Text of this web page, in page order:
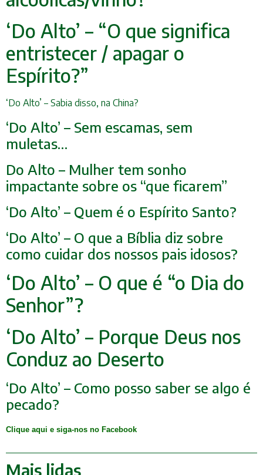
‘Do Alto’ – “O que significa
entristecer / apagar o
Espírito?”
‘Do Alto’ – Sabia disso, na China?
‘Do Alto’ – Sem escamas, sem
muletas…
Do Alto – Mulher tem sonho
impactante sobre os “que ficarem”
‘Do Alto’ – Quem é o Espírito Santo?
‘Do Alto’ – O que a Bíblia diz sobre
como cuidar dos nossos pais idosos?
‘Do Alto’ – O que é “o Dia do
Senhor”?
‘Do Alto’ – Porque Deus nos
Conduz ao Deserto
‘Do Alto’ – Como posso saber se algo é
pecado?
Clique aqui e siga-nos no Facebook
Mais lidas